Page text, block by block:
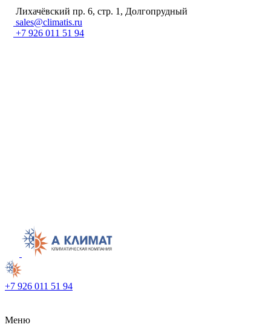
Лихачёвский пр. 6, стр. 1, Долгопрудный
sales@climatis.ru
+7 926 011 51 94
+7 926 011 51 94
Меню